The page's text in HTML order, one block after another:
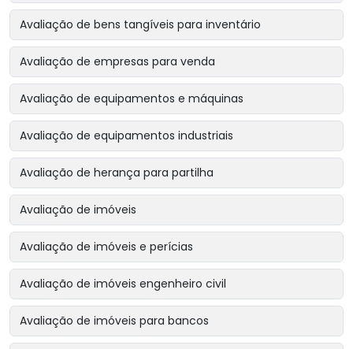
Avaliação de bens tangíveis para inventário
Avaliação de empresas para venda
Avaliação de equipamentos e máquinas
Avaliação de equipamentos industriais
Avaliação de herança para partilha
Avaliação de imóveis
Avaliação de imóveis e perícias
Avaliação de imóveis engenheiro civil
Avaliação de imóveis para bancos